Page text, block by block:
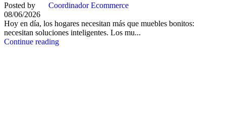
Posted by
Coordinador Ecommerce
08/06/2026
Hoy en día, los hogares necesitan más que muebles bonitos:
necesitan soluciones inteligentes. Los mu...
Continue reading